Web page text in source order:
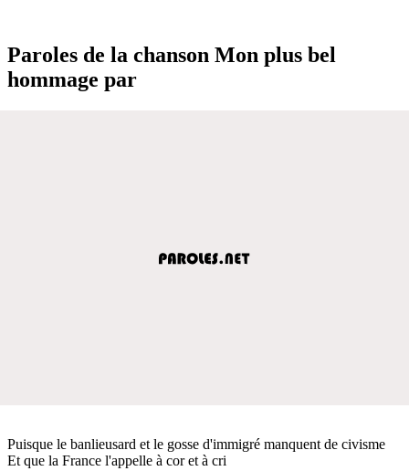
Paroles de la chanson Mon plus bel
hommage par
Puisque le banlieusard et le gosse d'immigré manquent de civisme
Et que la France l'appelle à cor et à cri